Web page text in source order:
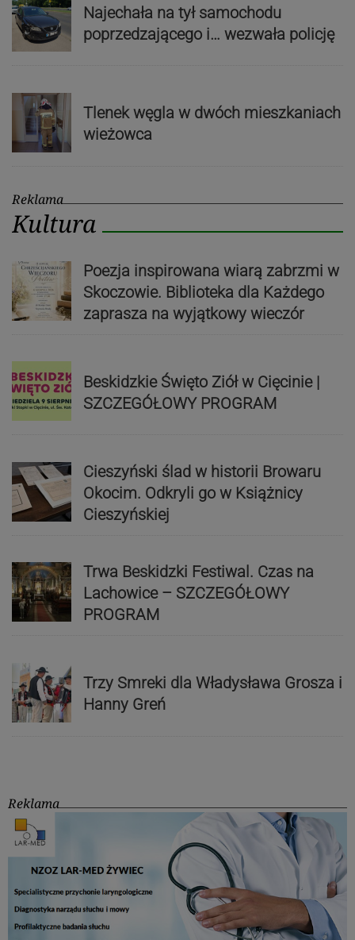
Najechała na tył samochodu
poprzedzającego i… wezwała policję
Tlenek węgla w dwóch mieszkaniach
wieżowca
Reklama
Kultura
Poezja inspirowana wiarą zabrzmi w
Skoczowie. Biblioteka dla Każdego
zaprasza na wyjątkowy wieczór
Beskidzkie Święto Ziół w Cięcinie |
SZCZEGÓŁOWY PROGRAM
Cieszyński ślad w historii Browaru
Okocim. Odkryli go w Książnicy
Cieszyńskiej
Trwa Beskidzki Festiwal. Czas na
Lachowice – SZCZEGÓŁOWY
PROGRAM
Trzy Smreki dla Władysława Grosza i
Hanny Greń
Reklama